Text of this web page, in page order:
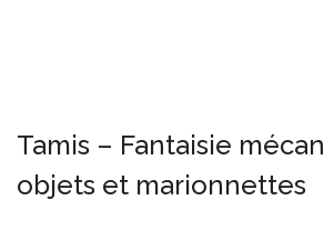
Tamis – Fantaisie
objets et marionnettes